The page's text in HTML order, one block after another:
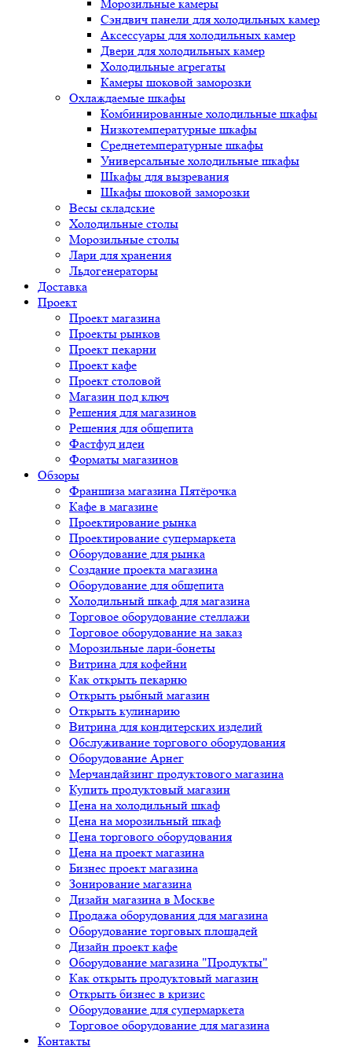
Морозильные камеры
Сэндвич панели для холодильных камер
Аксессуары для холодильных камер
Двери для холодильных камер
Холодильные агрегаты
Камеры шоковой заморозки
Охлаждаемые шкафы
Комбинированные холодильные шкафы
Низкотемпературные шкафы
Среднетемпературные шкафы
Универсальные холодильные шкафы
Шкафы для вызревания
Шкафы шоковой заморозки
Весы складские
Холодильные столы
Морозильные столы
Лари для хранения
Льдогенераторы
Доставка
Проект
Проект магазина
Проекты рынков
Проект пекарни
Проект кафе
Проект столовой
Магазин под ключ
Решения для магазинов
Решения для общепита
Фастфуд идеи
Форматы магазинов
Обзоры
Франшиза магазина Пятёрочка
Кафе в магазине
Проектирование рынка
Проектирование супермаркета
Оборудование для рынка
Создание проекта магазина
Оборудование для общепита
Холодильный шкаф для магазина
Торговое оборудование стеллажи
Торговое оборудование на заказ
Морозильные лари-бонеты
Витрина для кофейни
Как открыть пекарню
Открыть рыбный магазин
Открыть кулинарию
Витрина для кондитерских изделий
Обслуживание торгового оборудования
Оборудование Арнег
Мерчандайзинг продуктового магазина
Купить продуктовый магазин
Цена на холодильный шкаф
Цена на морозильный шкаф
Цена торгового оборудования
Цена на проект магазина
Бизнес проект магазина
Зонирование магазина
Дизайн магазина в Москве
Продажа оборудования для магазина
Оборудование торговых площадей
Дизайн проект кафе
Оборудование магазина "Продукты"
Как открыть продуктовый магазин
Открыть бизнес в кризис
Оборудование для супермаркета
Торговое оборудование для магазина
Контакты